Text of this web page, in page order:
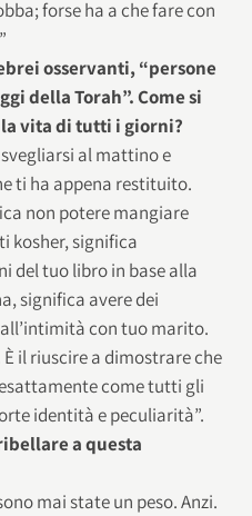
forse ha a che fare con
osservanti, “persone
della Torah”. Come si
vita di tutti i giorni?
al mattino e
ti ha appena restituito.
non potere mangiare
kosher, significa
del tuo libro in base alla
significa avere dei
con tuo marito.
il riuscire a dimostrare che
come tutti gli
identità e peculiarità”.
a questa
mai state un peso. Anzi.